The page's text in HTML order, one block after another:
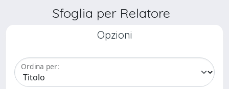
Sfoglia per Relatore
Opzioni
Ordina per: